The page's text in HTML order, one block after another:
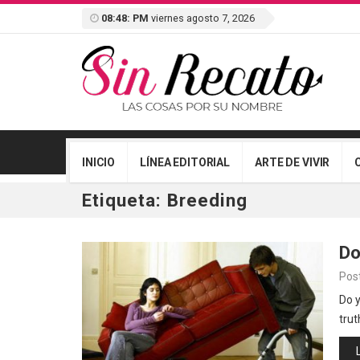
08:48: PM viernes agosto 7, 2026
INICIO LÍNEA EDITORIAL ARTE DE VIVIR
Etiqueta: Breeding
Do